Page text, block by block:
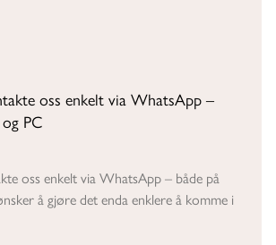
oss enkelt via WhatsApp –
PC
oss enkelt via WhatsApp – både på
å gjøre det enda enklere å komme i